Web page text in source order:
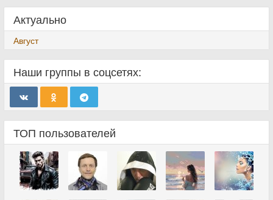
Актуально
Август
Наши группы в соцсетях:
ТОП пользователей